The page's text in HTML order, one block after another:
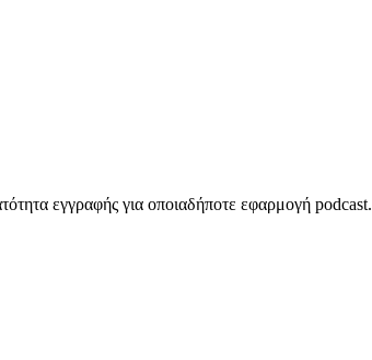
εγγραφής για οποιαδήποτε εφαρμογή podcast.